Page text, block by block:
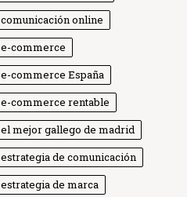
comunicación online
e-commerce
e-commerce España
e-commerce rentable
el mejor gallego de madrid
estrategia de comunicación
estrategia de marca